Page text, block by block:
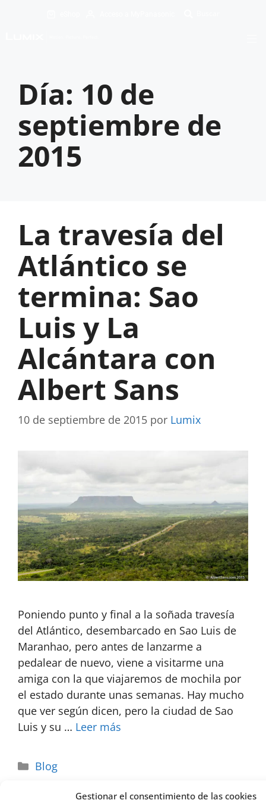
Gestionar el consentimiento de las cookies
Día: 10 de
septiembre de
2015
La travesía del
Atlántico se
termina: Sao
Luis y La
Alcántara con
Albert Sans
10 de septiembre de 2015 por Lumix
Poniendo punto y final a la soñada travesía
del Atlántico, desembarcado en Sao Luis de
Maranhao, pero antes de lanzarme a
pedalear de nuevo, viene a visitarme una
amiga con la que viajaremos de mochila por
el estado durante unas semanas. Hay mucho
que ver según dicen, pero la ciudad de Sao
Luis y su … Leer más
Blog